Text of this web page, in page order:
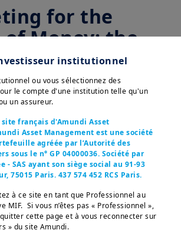
for the
Money: the
to Cash
actifs numériques, les
et les nouvelles
de paiement gagnent du
mêmes de la
en train d’évoluer. La
s’intensifie entre banques,
technologiques
la prochaine génération
financières.
Afficher plus
institutionnel
ou vous sélectionnez des
le compte d'une institution telle qu'un
un assureur.
français d'Amundi Asset
Asset Management est une société
agréée par l’Autorité des
sous le n° GP 04000036. Société par
- SAS ayant son siège social au 91-93
75015 Paris. 437 574 452 RCS Paris.
à ce site en tant que Professionnel au
MIF. Si vous n’êtes pas « Professionnel »,
cette page et à vous reconnecter sur
» du site Amundi.
destinées exclusivement aux